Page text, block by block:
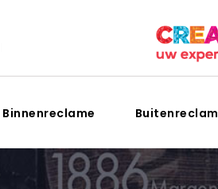
Binnenreclame